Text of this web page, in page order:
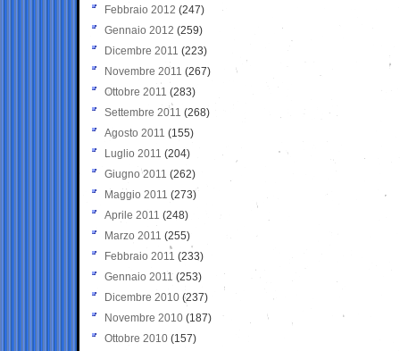
Febbraio 2012 (247)
Gennaio 2012 (259)
Dicembre 2011 (223)
Novembre 2011 (267)
Ottobre 2011 (283)
Settembre 2011 (268)
Agosto 2011 (155)
Luglio 2011 (204)
Giugno 2011 (262)
Maggio 2011 (273)
Aprile 2011 (248)
Marzo 2011 (255)
Febbraio 2011 (233)
Gennaio 2011 (253)
Dicembre 2010 (237)
Novembre 2010 (187)
Ottobre 2010 (157)